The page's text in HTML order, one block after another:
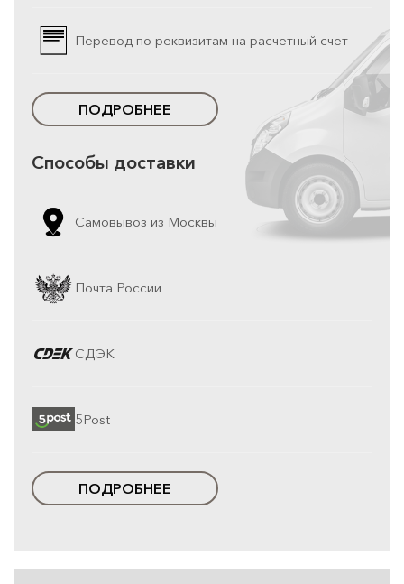
Перевод по реквизитам на расчетный счет
ПОДРОБНЕЕ
Способы доставки
Самовывоз из Москвы
Почта России
СДЭК
5Post
ПОДРОБНЕЕ